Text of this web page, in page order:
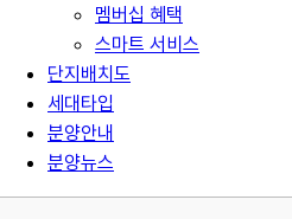
멤버십 혜택
스마트 서비스
단지배치도
세대타입
분양안내
분양뉴스